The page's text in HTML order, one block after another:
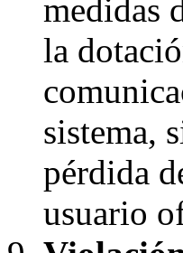
medidas
la
sistema,
pérdida
usuario